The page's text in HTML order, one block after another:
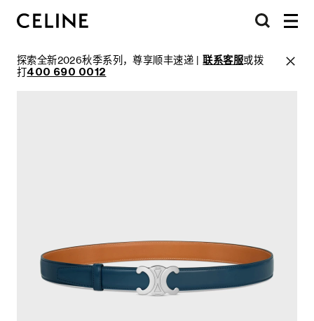
探索全新2026秋季系列，尊享顺丰速递 |联系客服或拨
打400 690 0012